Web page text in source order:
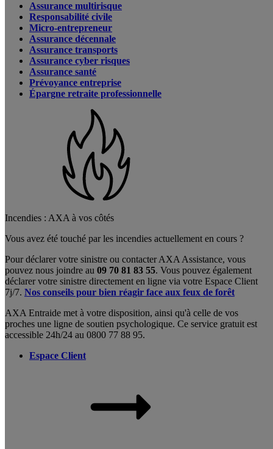
Assurance multirisque
Responsabilité civile
Micro-entrepreneur
Assurance décennale
Assurance transports
Assurance cyber risques
Assurance santé
Prévoyance entreprise
Épargne retraite professionnelle
Incendies : AXA à vos côtés
Vous avez été touché par les incendies actuellement en cours ?
Pour déclarer votre sinistre ou contacter AXA Assistance, vous
pouvez nous joindre au 09 70 81 83 55. Vous pouvez également
déclarer votre sinistre directement en ligne via votre Espace Client
7j/7. Nos conseils pour bien réagir face aux feux de forêt
AXA Entraide met à votre disposition, ainsi qu'à celle de vos
proches une ligne de soutien psychologique. Ce service gratuit est
accessible 24h/24 au 0800 77 88 95.
Espace Client